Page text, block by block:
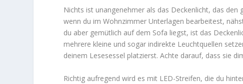
Nichts ist unangenehmer als das Deckenlicht, das
wenn du im Wohnzimmer Unterlagen bearbeitest,
du aber gemütlich auf dem Sofa liegst, ist das
mehrere kleine und sogar indirekte Leuchtquellen
deinem Lesesessel platzierst. Achte darauf, dass sie
Richtig aufregend wird es mit LED-Streifen, die du